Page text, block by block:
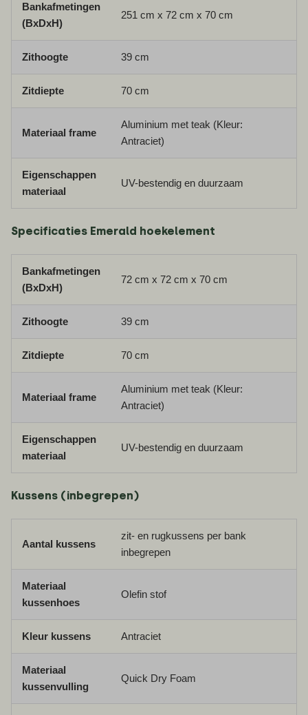
Bankafmetingen
(BxDxH)
251 cm x 72 cm x 70 cm
Zithoogte 39 cm
Zitdiepte 70 cm
Materiaal frame
Aluminium met teak (Kleur:
Antraciet)
Eigenschappen
materiaal
UV-bestendig en duurzaam
Specificaties Emerald hoekelement
Bankafmetingen
(BxDxH)
72 cm x 72 cm x 70 cm
Zithoogte 39 cm
Zitdiepte 70 cm
Materiaal frame
Aluminium met teak (Kleur:
Antraciet)
Eigenschappen
materiaal
UV-bestendig en duurzaam
Kussens (inbegrepen)
Aantal kussens
zit- en rugkussens per bank
inbegrepen
Materiaal
kussenhoes
Olefin stof
Kleur kussens Antraciet
Materiaal
kussenvulling
Quick Dry Foam